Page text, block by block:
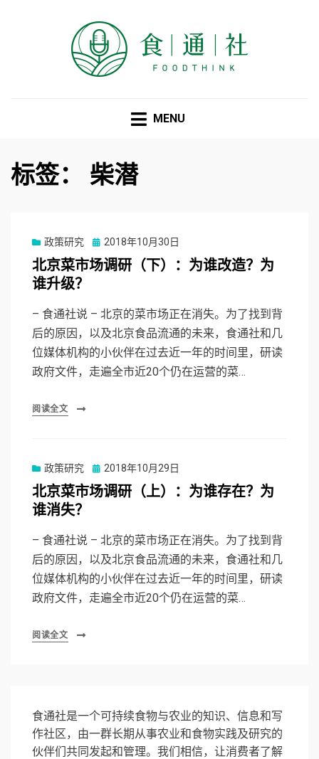
MENU
标签： 柴潜
政策研究
Posted
on
2018年10月30日
北京菜市场调研（下）：为谁改造？为
谁升级？
– 食通社说 – 北京的菜市场正在消失。为了找到背
后的原因，以及北京食品流通的未来，食通社和几
位媒体机构的小伙伴在过去近一年的时间里，研读
政府文件，走遍全市近20个仍在运营的菜…
阅读全文
政策研究
Posted
on
2018年10月29日
北京菜市场调研（上）：为谁存在？为
谁消失？
– 食通社说 – 北京的菜市场正在消失。为了找到背
后的原因，以及北京食品流通的未来，食通社和几
位媒体机构的小伙伴在过去近一年的时间里，研读
政府文件，走遍全市近20个仍在运营的菜…
阅读全文
食通社是一个可持续食物与农业的知识、信息和写
作社区，由一群长期从事农业和食物实践及研究的
伙伴们共同发起和管理。我们相信，让消费者了解